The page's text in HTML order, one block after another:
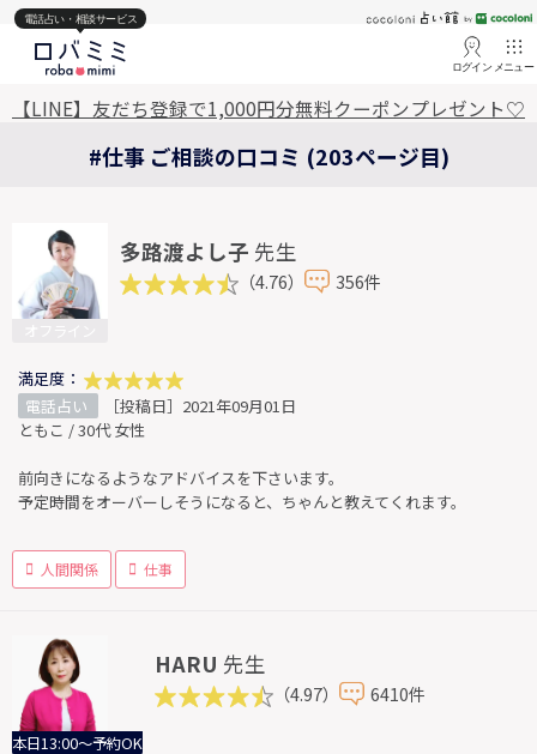
電話占い・相談サービス
ログイン メニュー
【LINE】友だち登録で1,000円分無料クーポンプレゼント♡
#仕事 ご相談の口コミ (203ページ目)
多路渡よし子 先生
（4.76） 356件
満足度：
電話占い
［投稿日］2021年09月01日
ともこ / 30代 女性
前向きになるようなアドバイスを下さいます。
予定時間をオーバーしそうになると、ちゃんと教えてくれます。
人間関係 仕事
本日13:00～予約OK
HARU 先生
（4.97） 6410件